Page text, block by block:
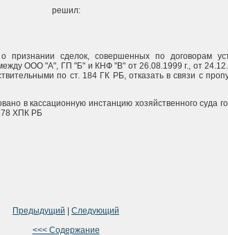
решил:
признании сделок, совершенных по договорам
ООО "А", ГП "Б" и КНФ "В" от 26.08.1999 г., от
по ст. 184 ГК РБ, отказать в связи с
в кассационную инстанцию хозяйственного суда
ХПК РБ
Предыдущий
Следующий
<<< Содержание